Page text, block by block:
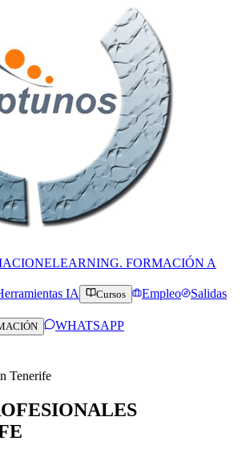
ELEARNING. FORMACIÓN A
IA Cursos Empleo
Salidas
WHATSAPP
Tenerife